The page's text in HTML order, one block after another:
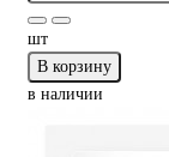
шт
В корзину
в наличии